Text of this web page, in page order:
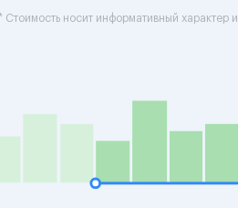
Стоимость носит информативный характер